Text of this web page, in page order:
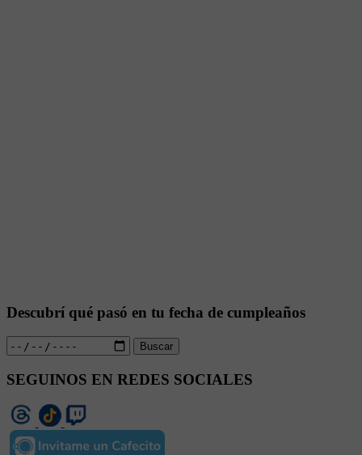
Descubrí qué pasó en tu fecha de cumpleaños
Buscar
SEGUINOS EN REDES SOCIALES